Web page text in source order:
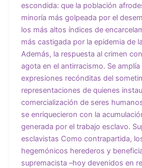
escondida: que la población
minoría más golpeada por el
los más altos índices de
más castigada por la epidemia de
Además, la respuesta al crimen
agota en el antirracismo. Se
expresiones recónditas del
representaciones de quienes
comercialización de seres
se enriquecieron con la
generada por el trabajo esclavo.
esclavistas Como contrapartida,
hegemónicos herederos y
supremacista –hoy devenidos en